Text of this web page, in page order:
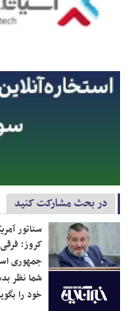
در بحث مشارکت کنید
سناتور
کروز:
جمهوری
شما نظر
خود را